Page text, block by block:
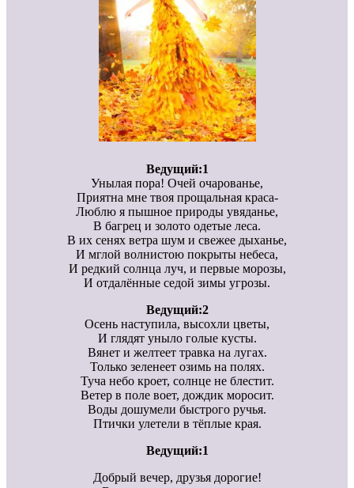
Ведущий:1
Унылая пора! Очей очарованье,
Приятна мне твоя прощальная краса-
Люблю я пышное природы увяданье,
В багрец и золото одетые леса.
В их сенях ветра шум и свежее дыханье,
И мглой волнистою покрыты небеса,
И редкий солнца луч, и первые морозы,
И отдалённые седой зимы угрозы.
Ведущий:2
Осень наступила, высохли цветы,
И глядят уныло голые кусты.
Вянет и желтеет травка на лугах.
Только зеленеет озимь на полях.
Туча небо кроет, солнце не блестит.
Ветер в поле воет, дождик моросит.
Воды дошумели быстрого ручья.
Птички улетели в тёплые края.
Ведущий:1
Добрый вечер, друзья дорогие!